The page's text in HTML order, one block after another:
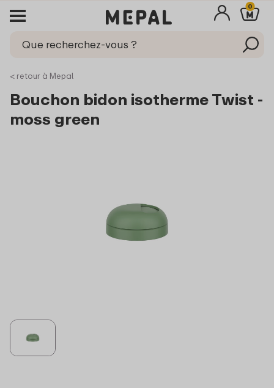
0
< retour à Mepal
Bouchon bidon isotherme Twist -
moss green